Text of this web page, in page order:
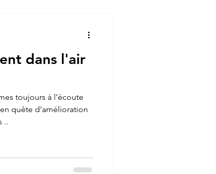
dans l'air
toujours à l’écoute
quête d’amélioration
..